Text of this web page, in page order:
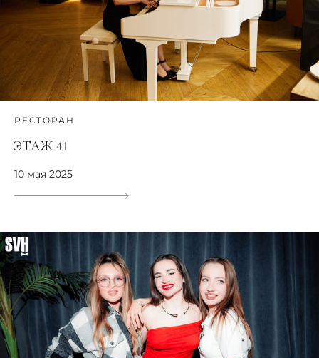
РЕСТОРАН
ЭТАЖ 41
10 мая 2025